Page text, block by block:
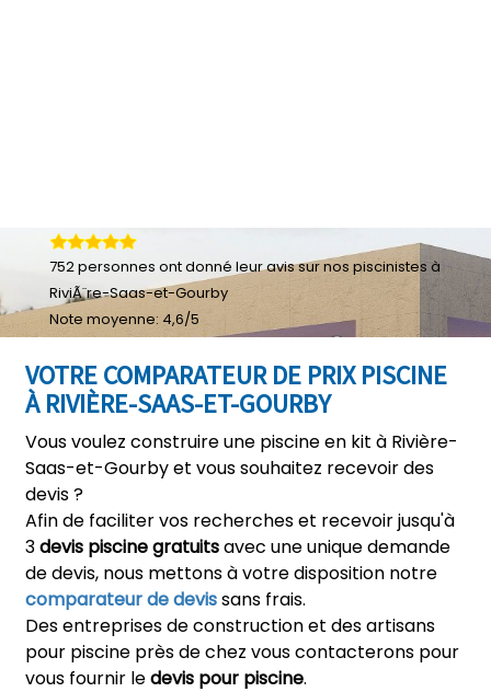
VOTRE COMPARATEUR DE PRIX PISCINE
À RIVIÈRE-SAAS-ET-GOURBY
Vous voulez construire une piscine en kit à Rivière-
Saas-et-Gourby et vous souhaitez recevoir des
devis ?
Afin de faciliter vos recherches et recevoir jusqu'à
3devis piscine gratuitsavec une unique demande
de devis, nous mettons à votre disposition notre
comparateur de devissans frais.
Des entreprises de construction et des artisans
pour piscine près de chez vous contacterons pour
vous fournir ledevis pour piscine.
752personnes ont donné leuravis sur nos piscinistes à
RiviÃ¨re-Saas-et-Gourby
Note moyenne: 4,6/5